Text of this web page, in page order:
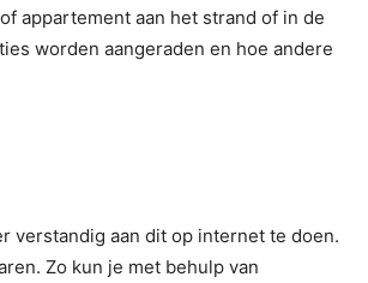
appartement aan het strand of in de
worden aangeraden en hoe andere
verstandig aan dit op internet te doen.
Zo kun je met behulp van